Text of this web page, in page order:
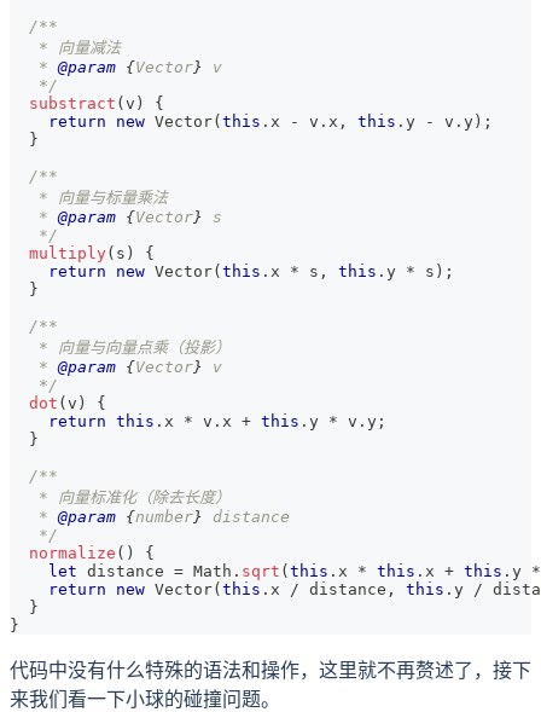
/**
   * 向量减法
   *
@param {Vector}
v
   */
substract ( v )
{
return
new Vector( this . x - v . x , this . y - v . y ) ;
}
/**
   * 向量与标量乘法
   *
@param {Vector}
s
   */
multiply( s )
{
return
new Vector( this . x * s , this . y * s ) ;
}
/**
   * 向量与向量点乘（投影）
   *
@param {Vector}
v
   */
dot ( v )
{
return this . x * v . x + this . y * v . y ;
}
/**
   * 向量标准化（除去长度）
   *
@param {number}
distance
   */
normalize ( )
{
let distance = Math . sqrt ( this . x * this . x + this . y *
return
new Vector( this . x / distance , this . y /
}
}
代码中没有什么特殊的语法和操作，这里就不再赘述了，接下
来我们看一下小球的碰撞问题。